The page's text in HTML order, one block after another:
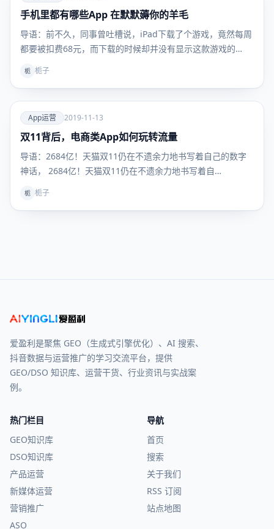
App运
营
手机里都有哪些App 在默默薅你的羊毛
导语：前不久，同事曾吐槽说，iPad下载了个游戏，竟然每周
都要被扣费68元，而下载的时候却并没有显示这款游戏的…
栀 栀子
爱
App运
App运营 2019-11-13
双11背后，电商类App如何玩转流量
导语：2684亿！天猫双11仍在不遗余力地书写着自己的数字
神话， 2684亿！天猫双11仍在不遗余力地书写着自…
栀 栀子
爱盈利是聚焦 GEO（生成式引擎优化）、AI 搜索、
抖音数据与运营推广的学习交流平台，提供
GEO/DSO 知识库、运营干货、行业资讯与实战案
例。
热门栏目
GEO知识库
DSO知识库
产品运营
新媒体运营
营销推广
ASO
导航
首页
搜索
关于我们
RSS 订阅
站点地图